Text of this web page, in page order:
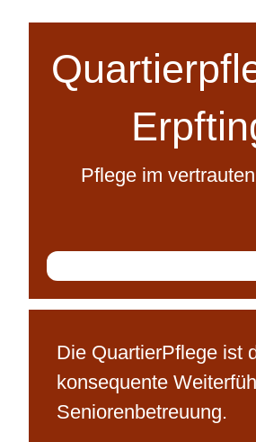
Pflege im
Die QuartierPflege ist
konsequente
Seniorenbetreuung.